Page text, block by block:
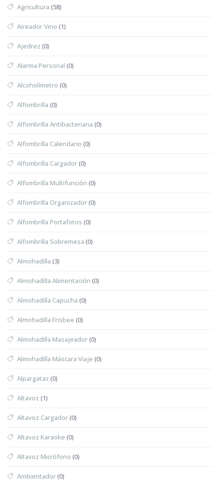
Agricultura (58)
Aireador Vino (1)
Ajedrez (0)
Alarma Personal (0)
Alcoholímetro (0)
Alfombrilla (0)
Alfombrilla Antibacteriana (0)
Alfombrilla Calendario (0)
Alfombrilla Cargador(0)
Alfombrilla Multifunción (0)
Alfombrilla Organizador(0)
Alfombrilla Portafotos (0)
Alfombrilla Sobremesa (0)
Almohadilla (3)
Almohadilla Alimentación (0)
Almohadilla Capucha (0)
Almohadilla Frisbee (0)
Almohadilla Masajeador(0)
Almohadilla Máscara Viaje (0)
Alpargatas (0)
Altavoz (1)
Altavoz Cargador(0)
Altavoz Karaoke (0)
Altavoz Micrófono (0)
Ambientador(0)